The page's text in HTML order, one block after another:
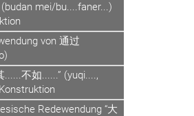
mei/bu....faner...)
von 通过
......不如......” (yuqi....,
Redewendung “大